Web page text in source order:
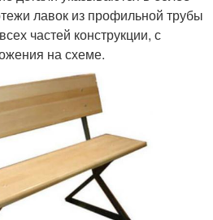
лавок из профильной трубы
частей конструкции, с
на схеме.